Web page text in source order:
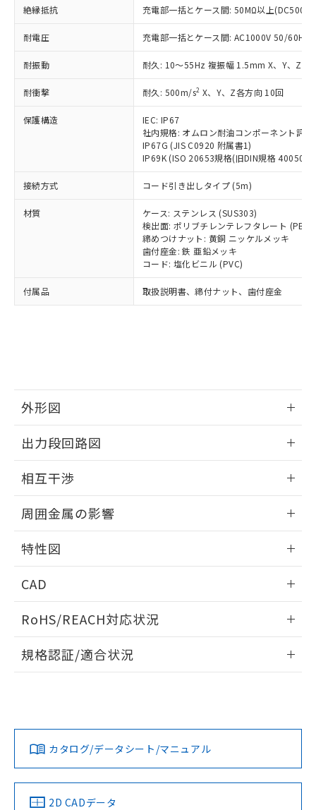
絶縁抵抗 充電部一括とケース間: 50MΩ以上(DC500V
耐電圧 充電部一括とケース間: AC1000V 50/60Hz
耐振動 耐久: 10～55Hz 複振幅 1.5mm X、Y、Z各
耐衝撃 耐久: 500m/s2 X、Y、Z各方向 10回
保護構造
IEC: IP67
社内規格: オムロン耐油コンポーネント評
IP67G (JIS C0920 附属書1)
IP69K (ISO 20653規格(旧DIN規格 40050
接続方式 コード引き出しタイプ (5m)
材質
ケース: ステンレス (SUS303)
検出面: ポリブチレンテレフタレート (PBT)
締めつけナット: 黄銅 ニッケルメッキ
歯付座金: 鉄 亜鉛メッキ
コード: 塩化ビニル (PVC)
付属品 取扱説明書、締付ナット、歯付座金
外形図
外形図
出力段回路図
出力段回路図
タイムチャート
相互干渉
相互干渉
A: 80mm以上、B: 60mm以上
周囲金属の影響
周囲金属の影響
特性図
検出物体の大きさと材質による影響
CAD
ドすることができます。
ログイン/会員登録
ダウンロードデータをご利用いただく前に、以下を必ずお読
みください。
ソフトウェアの使用条件
RoHS/REACH対応状況
EU RoHS 注意事項・凡例
対応済み
中国 RoHS 注意事項・凡例
規格認証/適合状況
LR型式承認
（イギリス
船舶規格）
DNV型式承認
（ノルウェー
BV型式承認
（フランス
KR型式
（韓国
カタログ/データシート/マニュアル
2D CADデータ
在庫状況および標準価格照会結果は、
記載している更新日時点での社内デー
タに基づき作成されるものであり、閲
覧された時点での実際の在庫および標
準価格とは異なる場合があることをご
正式な納期状況および標準価格はお客
様のお取引先、またはお客様担当のオ
ムロン制御機器販売店・当社販売員に
ご相談ください。
オムロン制御機器販売店や当社販売拠
販売ネットワーク
」をご確認
在庫状況および標準価格結果を当社の
事前の承諾なく第三者に漏洩または開
示しないようお願いします。
マイパーツ機能（部品リスト作成サー
ビス）をご利用いただくには、I-Web
メンバーズにご登録されている必要が
お客様が当ウェブサイト上で当社にご
用者の範囲」に記載されている法人を
指します。
むを得ず変更することがあります。
*EU RoHS指令（10物質）：
鉛(Pb) 1000ppm以下、 水銀(Hg) 1000ppm以下、 カド
ミウム(Cd) 100ppm以下、
六価クロム(Cr(Ⅵ)) 1000ppm以下、ポリ臭化ビフェニル
(PBDE) 1000ppm以下、フタル酸ビス(2-エチルヘキシ
ル) (DEHP)(別名：DOP) 1000ppm以下、フタル酸ブチ
ルベンジル（BBP） 1000ppm以下、フタル酸ジブチル
（DBP） 1000ppm以下、フタル酸ジイソブチル
但し、RoHS指令で産業用監視および制御機器に対する
フタル酸エステル類の４物質については閾値を超える意
図的な使用がないことを確認しています。
部品在庫の切り替え状況などにより、予定
月が前後することがあります。
EU RoHS指令（10物質）の非含有証明書
51物質の非含有証明書（当社基準）
るもので、過去に遡って非含有を証明する
ものではありません。
また、RoHS指令のフタル酸エステル類４
物質の対応では、対応完了までの期間は出
荷製品に未対応品が混在することから備考
欄に対応日を記載しておりました。
既に当社にて対応品への在庫切替を完了
り、2022年1月12日より割愛しておりま
す。
い合わせください。
Cr(Ⅵ)(六価クロム) : 1000ppm、 PBBs(ポリ臭化ビフェ
ニル類) : 1000ppm、 PBDEs(ポリ臭化ジフェニルエーテ
DBP(フタル酸ジブチル) : 1000ppm、 DIBP(フタル酸ジ
イソブチル) : 1000ppm、 BBP(フタル酸ブチルベンジ
DEHP(フタル酸ビス(2-エチルヘキシル)) : 1000ppm
※2 環境保護使用期限
「ｅ」：有害物質（10物質）のすべてが基
準値以下であることを示します。
「10」：通常の使用状況下において有害物
質が外部に漏えいし、環境に深刻な影響を
及ぼさない年数を意味します。
「－」：未確認です。当社販売部門へお問
為替および外国貿易法に定める商品
（以下｢規制貨物等」という）を輸出
または国外への提供する場合は、日本
国政府の輸出許可(または役務取引許
可)を取得するなどの必要な手続きを
当社は規制貨物を破棄する場合は、完
全に破砕するなど、違法に輸出されな
いよう必要な手段を講じます。
当社は貴社製品を、核兵器、ミサイ
ル、化学兵器、生物兵器またはその他
武器並びにこれらの製造装置等に一切
使用いたしません。
当社は、貴社製品を第三者に販売する
場合は、上記1、2および3の内容を当
該第三者に通知します。また当社は、
販売先および販売に係わる関係者が違
法に輸出するおそれがある場合は、取
一定数以上の在庫あり
一定数には満たないが在庫あり
在庫なし(最新の在庫状況につ
いては、お客様のお取引先、ま
たはお客様担当のオムロン制御
機器販売店・当社販売員にご確
認ください)
受注生産機種、また在庫状況の
情報を公開していない機種